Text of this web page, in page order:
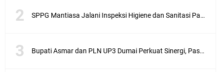
SPPG Mantiasa Jalani Inspeksi Higiene dan Sanitasi Pangan
Bupati Asmar dan PLN UP3 Dumai Perkuat Sinergi, Pastikan Layanan Listrik Kepulauan Meranti Semakin Andal